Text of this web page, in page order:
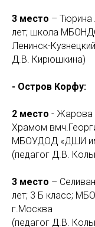
3 место – Тюрина
лет; школа
Ленинск-
Д.В. Кирюшкина)
- Остров Корфу:
2 место - Жарова
Храмом
МБОУДОД «ДШИ
(педагог Д.В.
3 место –
лет; 3 Б класс;
г.Москва
(педагог Д.В.